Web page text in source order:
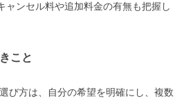
ャンセル料や追加料金の有無も把握し
こと
び方は、自分の希望を明確にし、複数